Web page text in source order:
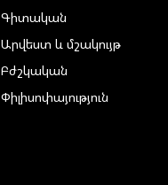
Գիտական
Արվեստ և մշակույթ
Բժշկական
Փիլիսոփայություն